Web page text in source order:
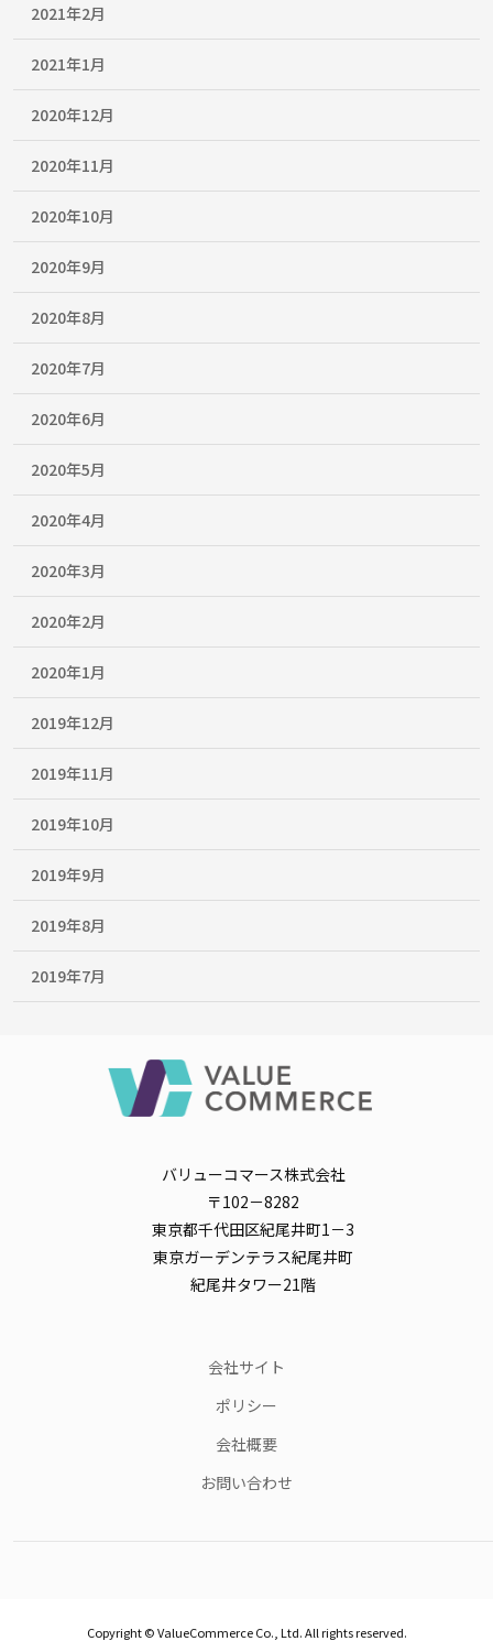
2021年2月
2021年1月
2020年12月
2020年11月
2020年10月
2020年9月
2020年8月
2020年7月
2020年6月
2020年5月
2020年4月
2020年3月
2020年2月
2020年1月
2019年12月
2019年11月
2019年10月
2019年9月
2019年8月
2019年7月
バリューコマース株式会社
〒102－8282
東京都千代田区紀尾井町1－3
東京ガーデンテラス紀尾井町
紀尾井タワー21階
会社サイト
ポリシー
会社概要
お問い合わせ
Copyright © ValueCommerce Co., Ltd. All rights reserved.